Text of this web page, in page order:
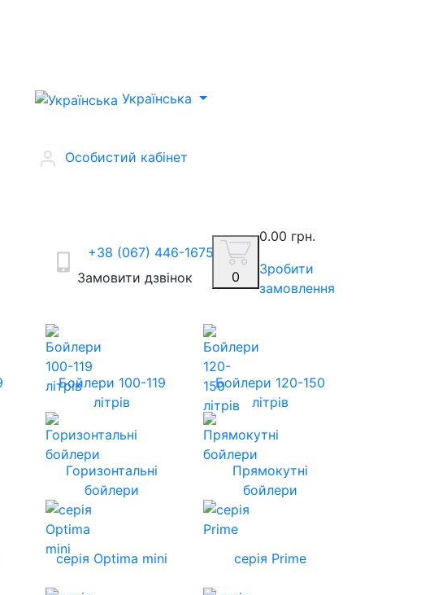
Українська
Особистий кабінет
+38 (067) 446-1675
Замовити дзвінок
0
0.00 грн.
Зробити
замовлення
Бойлери 100-119
літрів
Бойлери 120-150
літрів
Горизонтальні
бойлери
Прямокутні
бойлери
серія Optima mini серія Prime